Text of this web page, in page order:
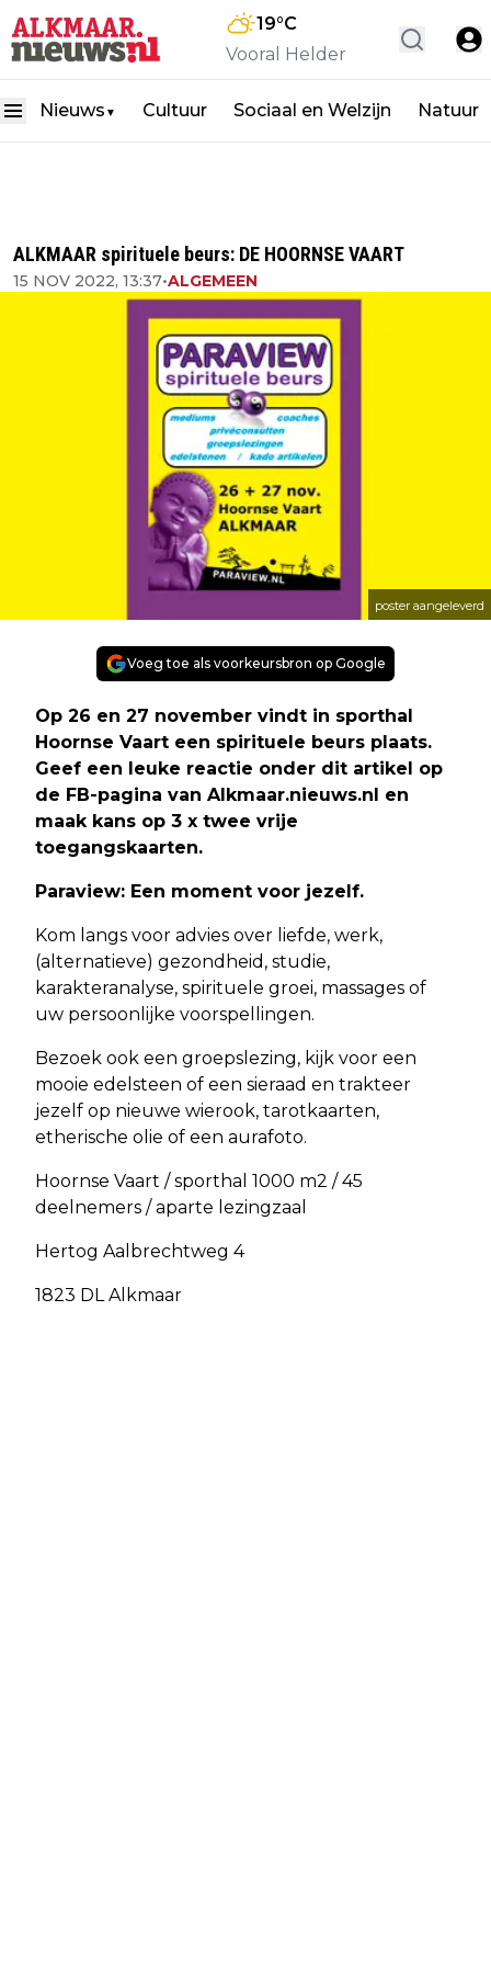
19°C
Vooral Helder
Nieuws ▼ Cultuur Sociaal en Welzijn Natuur
ALKMAAR spirituele beurs: DE HOORNSE VAART
15 NOV 2022, 13:37•ALGEMEEN
poster aangeleverd
Voeg toe als voorkeursbron op Google
Op 26 en 27 november vindt in sporthal
Hoornse Vaart een spirituele beurs plaats.
Geef een leuke reactie onder dit artikel op
de FB-pagina van Alkmaar.nieuws.nl en
maak kans op 3 x twee vrije
toegangskaarten.
Paraview: Een moment voor jezelf.
Kom langs voor advies over liefde, werk,
(alternatieve) gezondheid, studie,
karakteranalyse, spirituele groei, massages of
uw persoonlijke voorspellingen.
Bezoek ook een groepslezing, kijk voor een
mooie edelsteen of een sieraad en trakteer
jezelf op nieuwe wierook, tarotkaarten,
etherische olie of een aurafoto.
Hoornse Vaart / sporthal 1000 m2 / 45
deelnemers / aparte lezingzaal
Hertog Aalbrechtweg 4
1823 DL Alkmaar